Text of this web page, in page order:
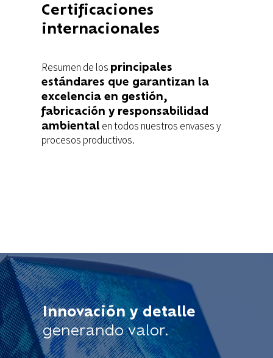
Certificaciones
internacionales
Resumen de los principales
estándares que garantizan la
excelencia en gestión,
fabricación y responsabilidad
ambiental en todos nuestros envases y
procesos productivos.
Innovación y detalle
generando valor.